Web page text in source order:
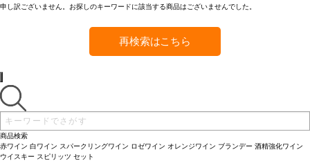
申し訳ございません。お探しのキーワードに該当する商品はございませんでした。
再検索はこちら
商品検索
赤ワイン 白ワイン スパークリングワイン ロゼワイン オレンジワイン ブランデー 酒精強化ワイン
ウイスキー スピリッツ セット